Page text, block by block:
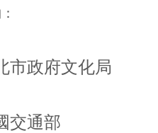
市政府文化局
交通部